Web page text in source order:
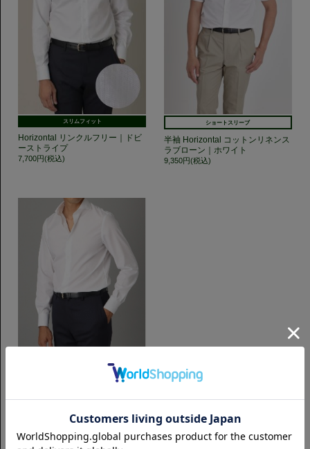
スリムフィット
Horizontal リンクルフリー｜ドビ
ーストライプ
7,700円(税込)
ショートスリーブ
半袖 Horizontal コットンリネンス
ラブローン｜ホワイト
9,350円(税込)
ブロード｜ホワイト